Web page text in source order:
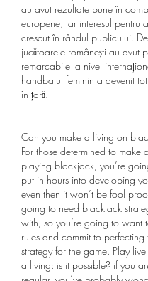
au avut rezultate bune în
europene, iar interesul pentru
crescut în rândul publicului. De
jucătoarele românești au avut
remarcabile la nivel
handbalul feminin a devenit
în țară.
Can you make a living on
For those determined to make
playing blackjack, you’re
put in hours into developing
even then it won’t be fool
going to need blackjack
with, so you’re going to want
rules and commit to perfecting
strategy for the game. Play
a living: is it possible? if you